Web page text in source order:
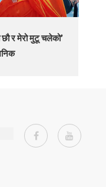
र मेरो मुटू चलेको’